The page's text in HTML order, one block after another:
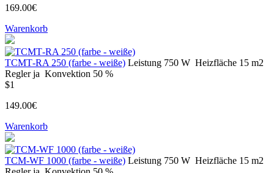
169.00€
Warenkorb
ТСМТ-RA 250 (farbe - weiße) Leistung 750 W Heizfläche 15 m2
Regler ja Konvektion 50 %
$1
149.00€
Warenkorb
ТСМ-WF 1000 (farbe - weiße) Leistung 750 W Heizfläche 15 m2